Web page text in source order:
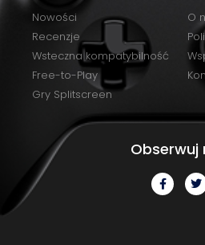
Nowości
Recenzje
Wsteczna kompatybilność
Free-to-Play
Gry Splitscreen
O
Obserwuj